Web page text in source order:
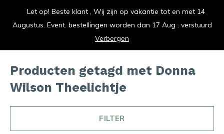
vrolijk je keuken op
Producten getagd met Donna
Wilson Theelichtje
FILTER
Let op! Beste klant , Wij zijn op vakantie tot en met 14
Augustus. Event. bestellingen worden dan 17 Aug . verstuurd
Verbergen